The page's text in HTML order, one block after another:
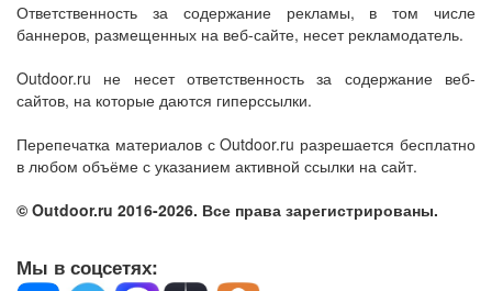
Ответственность за содержание рекламы, в том числе
баннеров, размещенных на веб-сайте, несет рекламодатель.
Outdoor.ru не несет ответственность за содержание веб-
сайтов, на которые даются гиперссылки.
Перепечатка материалов с Outdoor.ru разрешается бесплатно
в любом объёме с указанием активной ссылки на сайт.
© Outdoor.ru 2016-2026. Все права зарегистрированы.
Мы в соцсетях: